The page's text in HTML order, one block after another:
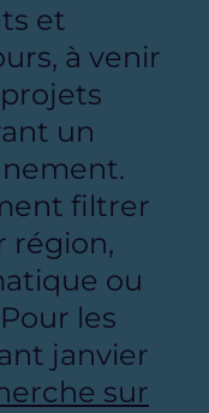
et
à venir
un
filtrer
région,
ou
les
janvier
sur